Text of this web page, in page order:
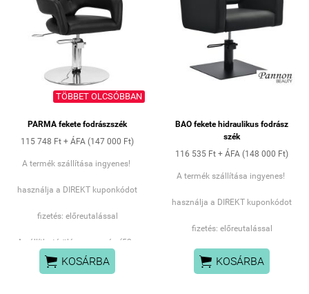
TÖBBET OLCSÓBBAN
PARMA fekete fodrászszék
115 748 Ft + ÁFA (147 000 Ft)
A termék szállítása ingyenes!
használja a DIREKT kuponkódot
fizetés: előreutalással
Az állítható ülésmagasság (52–
68 cm) ergonomikus
testhelyzetet biztosít mind a
 KOSÁRBA
BAO fekete hidraulikus fodrász
szék
116 535 Ft + ÁFA (148 000 Ft)
A termék szállítása ingyenes!
használja a DIREKT kuponkódot
fizetés: előreutalással
 KOSÁRBA